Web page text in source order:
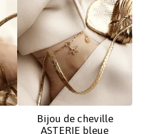
Bijou de cheville
ASTERIE bleue